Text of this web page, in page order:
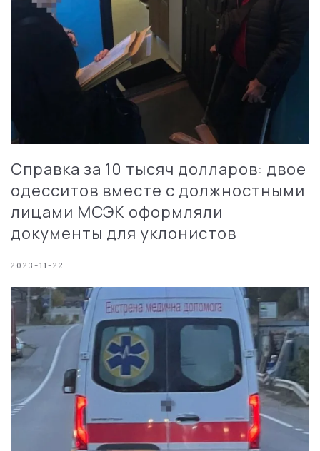
Справка за 10 тысяч долларов: двое
одесситов вместе с должностными
лицами МСЭК оформляли
документы для уклонистов
2023-11-22